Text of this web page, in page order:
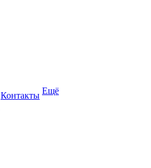
Контакты Ещё